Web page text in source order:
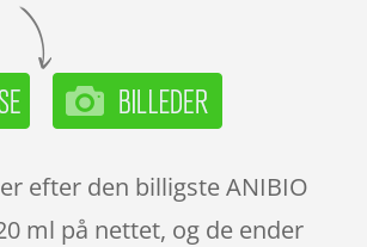
efter den billigste ANIBIO
ml på nettet, og de ender